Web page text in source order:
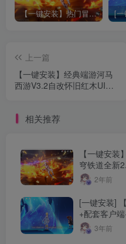
【一键安装】热门冒险策略类游戏崩坏：星穹铁道全新2.3版本一键端+一键代理+一键启动+免虚拟机
上一篇
【一键安装】经典端游河马
西游V3.2自改怀旧红木UI版
细教程
相关推荐
【一键安
穹铁道全新
动+免虚拟机
2年前
[一键安装]
+配套客户
文件3年前